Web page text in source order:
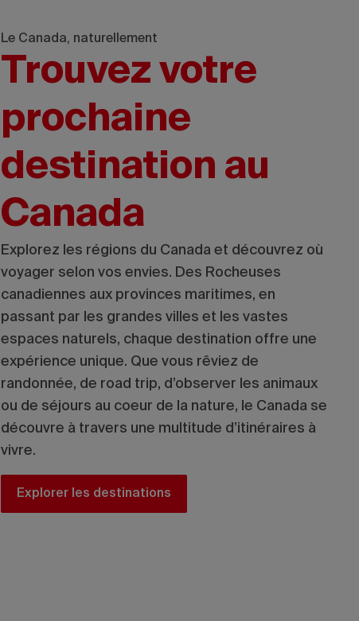
Le Canada, naturellement
Trouvez votre
prochaine
destination au
Canada
Explorez les régions du Canada et découvrez où
voyager selon vos envies. Des Rocheuses
canadiennes aux provinces maritimes, en
passant par les grandes villes et les vastes
espaces naturels, chaque destination offre une
expérience unique. Que vous rêviez de
randonnée, de road trip, d’observer les animaux
ou de séjours au coeur de la nature, le Canada se
découvre à travers une multitude d’itinéraires à
vivre.
Explorer les destinations